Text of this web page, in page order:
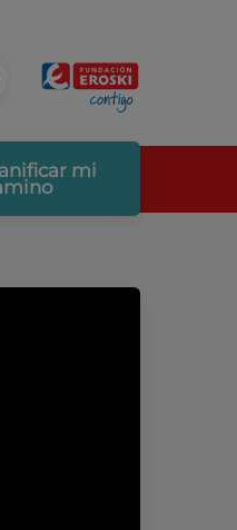
mi